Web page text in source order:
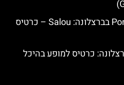
פארק המים PortAventura בברצלונה: Salou – כרטיס
כרטיס למופע בהיכל